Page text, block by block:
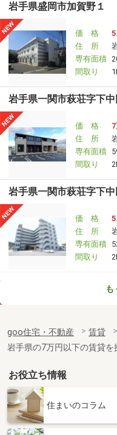
岩手県盛岡市加賀野１
価 格
住 所
専有面積
間取り
岩手県一関市萩荘字下中
価 格
住 所
専有面積
間取り
岩手県一関市萩荘字下中
価 格
住 所
専有面積
間取り
岩手県北上市村崎野１５
専有面積
間取り
岩手県盛岡市上田１丁目
価 格
専有面積
も
goo住宅・不動産 賃貸
岩手県の7万円以下の賃貸を
お役立ち情報
住まいのコラム